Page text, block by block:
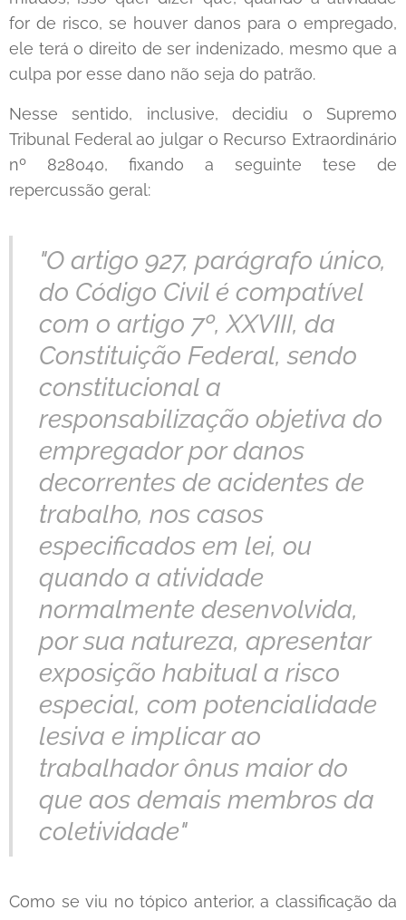
for de risco, se houver danos para o empregado,
ele terá o direito de ser indenizado, mesmo que a
culpa por esse dano não seja do patrão.
Nesse sentido, inclusive, decidiu o Supremo
Tribunal Federal ao julgar o Recurso Extraordinário
nº 828040, fixando a seguinte tese de
repercussão geral:
"O artigo 927, parágrafo único,
do Código Civil é compatível
com o artigo 7º, XXVIII, da
Constituição Federal, sendo
constitucional a
responsabilização objetiva do
empregador por danos
decorrentes de acidentes de
trabalho, nos casos
especificados em lei, ou
quando a atividade
normalmente desenvolvida,
por sua natureza, apresentar
exposição habitual a risco
especial, com potencialidade
lesiva e implicar ao
trabalhador ônus maior do
que aos demais membros da
coletividade"
Como se viu no tópico anterior, a classificação da